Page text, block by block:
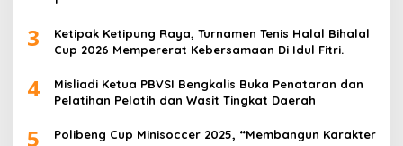
3
Ketipak Ketipung Raya, Turnamen Tenis Halal Bihalal
Cup 2026 Mempererat Kebersamaan Di Idul Fitri.
4
Misliadi Ketua PBVSI Bengkalis Buka Penataran dan
Pelatihan Pelatih dan Wasit Tingkat Daerah
5
Polibeng Cup Minisoccer 2025, “Membangun Karakter